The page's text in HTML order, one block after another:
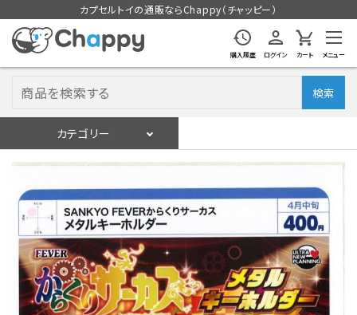
カプセルトイの通販ならChappy（チャッピー）
購入履歴 ログイン カート メニュー
検索
カテゴリー
ログイン 会員登録
入荷スケジュールをチェック
カプセルトイマシン本体
カプセルトイ